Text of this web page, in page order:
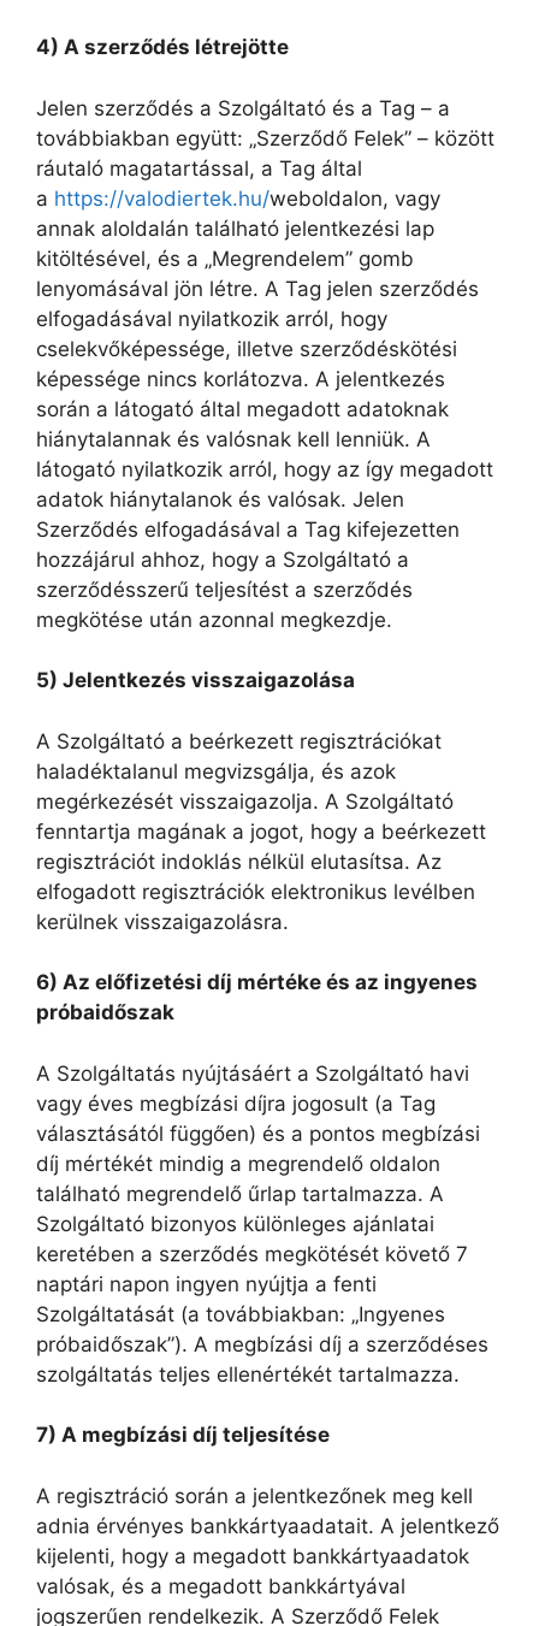
4) A szerződés létrejötte
Jelen szerződés a Szolgáltató és a Tag – a
továbbiakban együtt: „Szerződő Felek” – között
ráutaló magatartással, a Tag által
a https://valodiertek.hu/weboldalon, vagy
annak aloldalán található jelentkezési lap
kitöltésével, és a „Megrendelem” gomb
lenyomásával jön létre. A Tag jelen szerződés
elfogadásával nyilatkozik arról, hogy
cselekvőképessége, illetve szerződéskötési
képessége nincs korlátozva. A jelentkezés
során a látogató által megadott adatoknak
hiánytalannak és valósnak kell lenniük. A
látogató nyilatkozik arról, hogy az így megadott
adatok hiánytalanok és valósak. Jelen
Szerződés elfogadásával a Tag kifejezetten
hozzájárul ahhoz, hogy a Szolgáltató a
szerződésszerű teljesítést a szerződés
megkötése után azonnal megkezdje.
5) Jelentkezés visszaigazolása
A Szolgáltató a beérkezett regisztrációkat
haladéktalanul megvizsgálja, és azok
megérkezését visszaigazolja. A Szolgáltató
fenntartja magának a jogot, hogy a beérkezett
regisztrációt indoklás nélkül elutasítsa. Az
elfogadott regisztrációk elektronikus levélben
kerülnek visszaigazolásra.
6) Az előfizetési díj mértéke és az ingyenes
próbaidőszak
A Szolgáltatás nyújtásáért a Szolgáltató havi
vagy éves megbízási díjra jogosult (a Tag
választásától függően) és a pontos megbízási
díj mértékét mindig a megrendelő oldalon
található megrendelő űrlap tartalmazza. A
Szolgáltató bizonyos különleges ajánlatai
keretében a szerződés megkötését követő 7
naptári napon ingyen nyújtja a fenti
Szolgáltatását (a továbbiakban: „Ingyenes
próbaidőszak”). A megbízási díj a szerződéses
szolgáltatás teljes ellenértékét tartalmazza.
7) A megbízási díj teljesítése
A regisztráció során a jelentkezőnek meg kell
adnia érvényes bankkártyaadatait. A jelentkező
kijelenti, hogy a megadott bankkártyaadatok
valósak, és a megadott bankkártyával
jogszerűen rendelkezik. A Szerződő Felek